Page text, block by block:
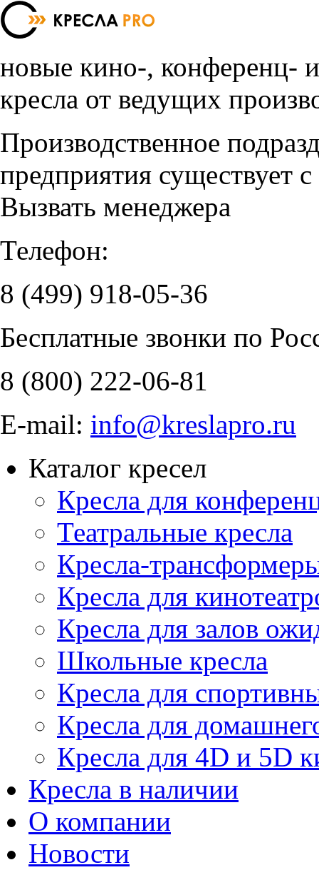
новые кино-, конференц-
кресла от ведущих
Производственное
предприятия существует
Вызвать менеджера
Телефон:
8 (499) 918-05-36
Бесплатные звонки по
8 (800) 222-06-81
E-mail: info@kreslapro.ru
Каталог кресел
Кресла для
Театральные кресла
Кресла-
Кресла для
Кресла для залов
Школьные кресла
Кресла для
Кресла для
Кресла для 4D и 5D
Кресла в наличии
О компании
Новости